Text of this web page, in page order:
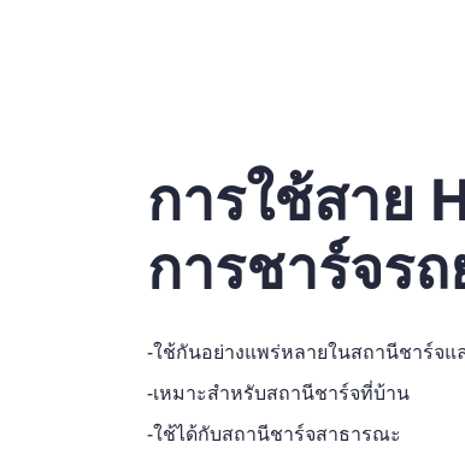
การใช้สาย
การชาร์จร
-ใช้กันอย่างแพร่หลายในสถานีชาร์จ
-เหมาะสำหรับสถานีชาร์จที่บ้าน
-ใช้ได้กับสถานีชาร์จสาธารณะ